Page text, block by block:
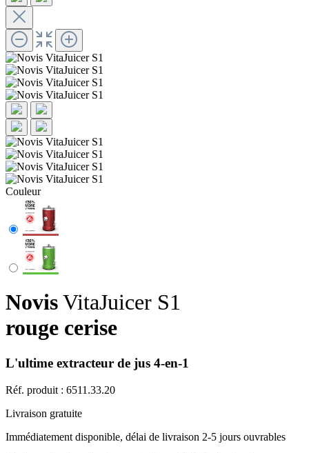
Couleur
NovisVitaJuicer S1
rouge cerise
L'ultime extracteur de jus 4-en-1
Réf. produit : 6511.33.20
Livraison gratuite
Immédiatement disponible, délai de livraison 2-5 jours ouvrables